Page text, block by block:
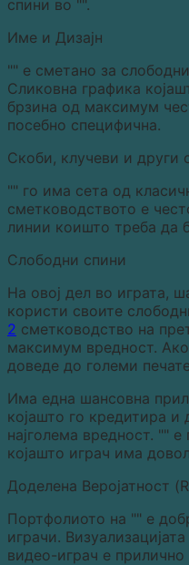
спини во "".
Име и Дизајн
"" е сметано за
Сликовна графика
брзина од максимум
посебно специфична.
Скоби, клучеви и други
"" го има сета од
сметководството е
линии коишто треба да
Слободни спини
На овој дел во играта,
користи своите
2 сметководство на
максимум вредност.
доведе до големи
Има една шансовна
којашто го кредитира и
најголема вредност. ""
којашто играч има
Доделена Веројатност
Портфолиото на "" е
играчи.
видео-играч е прилично